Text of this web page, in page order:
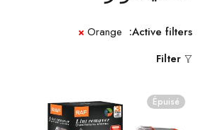
Active filters:
Orange
Filter
Épuisé